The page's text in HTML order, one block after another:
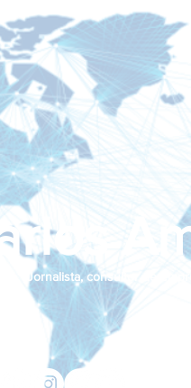
Jornalista, consultor de